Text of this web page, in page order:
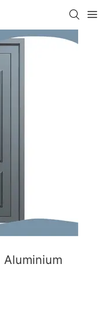
Aluminium